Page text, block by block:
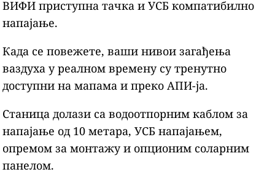
ВИФИ приступна тачка и УСБ компатибилно
напајање.
Када се повежете, ваши нивои загађења
ваздуха у реалном времену су тренутно
доступни на мапама и преко АПИ-ја.
Станица долази са водоотпорним каблом за
напајање од 10 метара, УСБ напајањем,
опремом за монтажу и опционим соларним
панелом.